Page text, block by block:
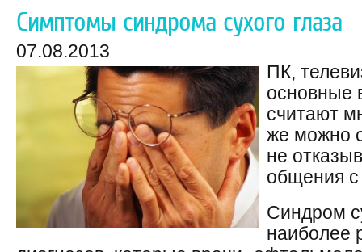
Симптомы синдрома сухого глаза
07.08.2013
ПК,
основные
считают
же можно
не
общения
Синдром
наиболее